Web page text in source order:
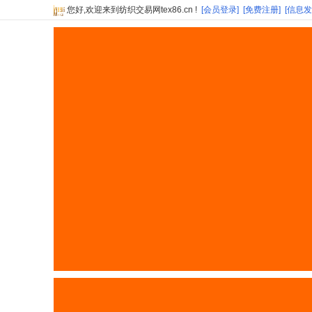
您好,欢迎来到纺织交易网tex86.cn ! [会员登录] [免费注册] [信息